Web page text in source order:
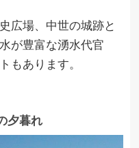
広場、中世の城跡と
が豊富な湧水代官
もあります。
夕暮れ